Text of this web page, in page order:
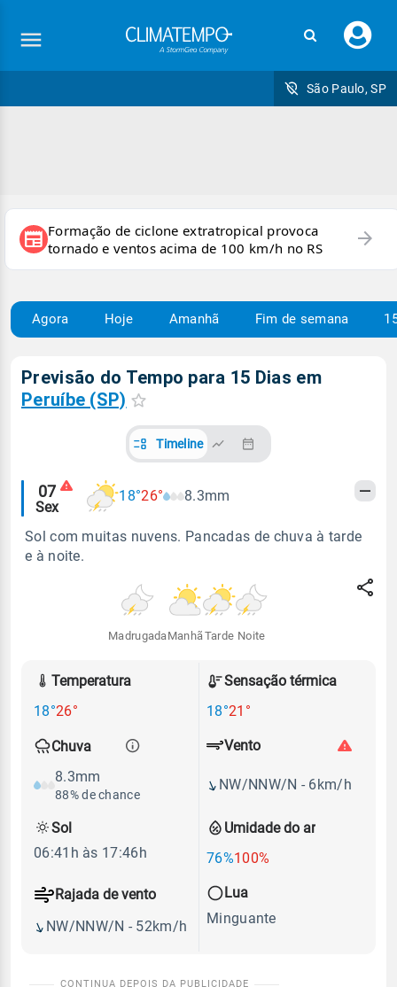
seu
São Paulo, SP
newspaper Formação de ciclone extratropical provoca
tornado e ventos acima de 100 km/h no RS
arrow_forward
Agora Hoje Amanhã Fim de semana
Previsão do Tempo para 15 Dias em
Peruíbe (SP)
Timeline
Alertas
meteorológicos
07
Sex
18°26° 8.3mm
Sol com muitas nuvens. Pancadas de chuva à tarde
e à noite.
Madrugada Manhã Tarde Noite
Temperatura
18°26°
Sensação térmica
18°21°
Chuva
8.3mm
88% de chance
Umidade do ar
76%100%
Vento
NW/NNW/N - 6km/h
Rajada de vento
NW/NNW/N - 52km/h
Sol
06:41h às 17:46h
Lua
Minguante